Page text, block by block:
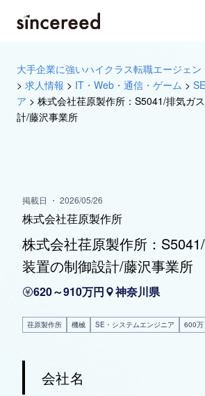
大手企業に強いハイクラス転職エージェン
> 求人情報 > IT・Web・通信・ゲーム >
ア > 株式会社荏原製作所：S5041/排気ガ
計/藤沢事業所
掲載日 ・ 2026/05/26
株式会社荏原製作所
株式会社荏原製作所：
装置の制御設計/藤沢事業所
620～910万円 神奈川県
荏原製作所 機械 SE・システムエンジニア 600万
会社名